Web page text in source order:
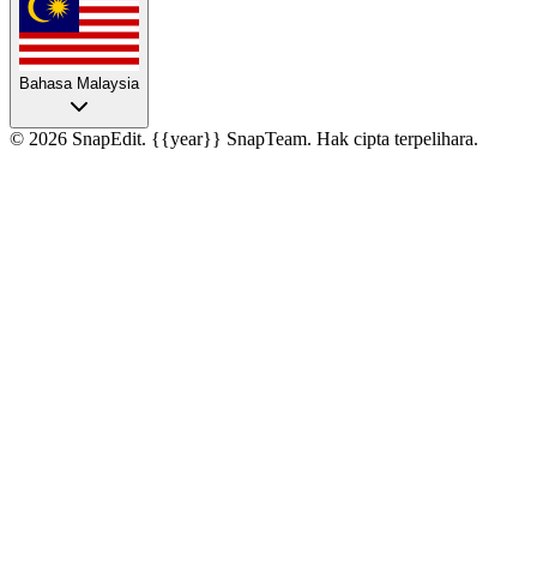
Bahasa Malaysia
© 2026 SnapEdit. {{year}} SnapTeam. Hak cipta terpelihara.